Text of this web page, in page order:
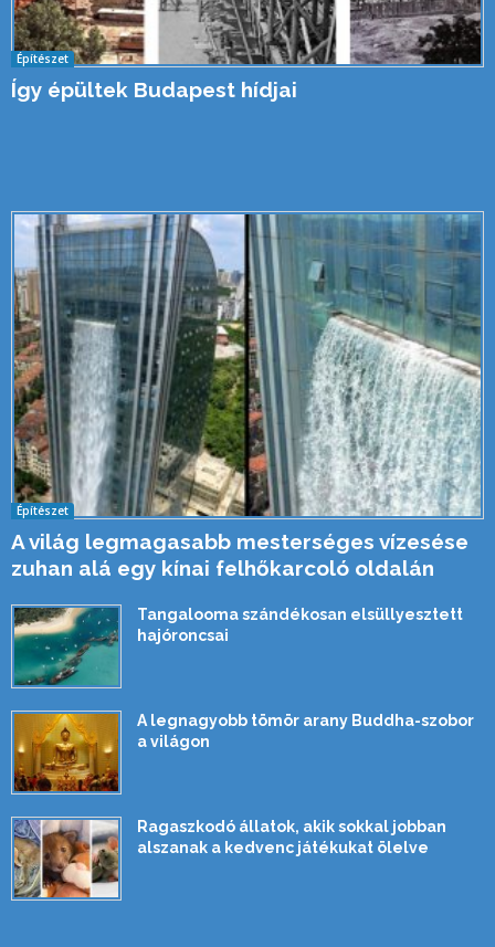
Építészet
Így épültek Budapest hídjai
Építészet
A világ legmagasabb mesterséges vízesése
zuhan alá egy kínai felhőkarcoló oldalán
Tangalooma szándékosan elsüllyesztett
hajóroncsai
A legnagyobb tömör arany Buddha-szobor
a világon
Ragaszkodó állatok, akik sokkal jobban
alszanak a kedvenc játékukat ölelve